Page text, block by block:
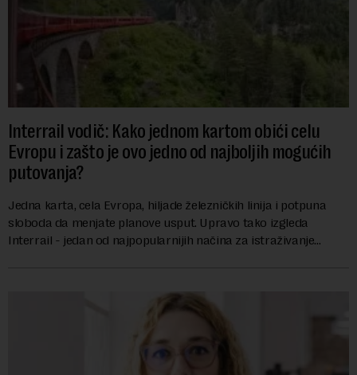
Interrail vodič: Kako jednom kartom obići celu
Evropu i zašto je ovo jedno od najboljih mogućih
putovanja?
Jedna karta, cela Evropa, hiljade železničkih linija i potpuna
sloboda da menjate planove usput. Upravo tako izgleda
Interrail - jedan od najpopularnijih načina za istraživanje